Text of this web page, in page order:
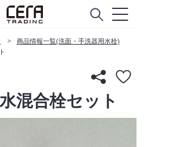
商品情報一覧(洗面・手洗器用水栓)
混合栓セット